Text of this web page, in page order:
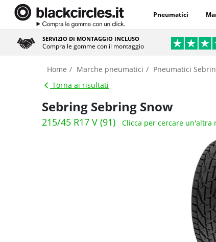
Pneumatici
SERVIZIO DI MONTAGGIO INCLUSO
Compra le gomme con il montaggio
Home Marche pneumatici Pneumatici
Torna ai risultati
Sebring Sebring Snow
215/45 R17 V (91) Clicca per cercare un'altra